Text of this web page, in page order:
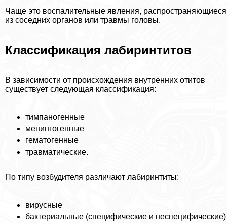
Чаще это воспалительные явления, распространяющиеся
из соседних органов или травмы головы.
Классификация лабиринтитов
В зависимости от происхождения внутренних отитов
существует следующая классификация:
тимпаногенные
менингогенные
гематогенные
травматические.
По типу возбудителя различают лабиринтиты:
вирусные
бактериальные (специфические и неспецифические)